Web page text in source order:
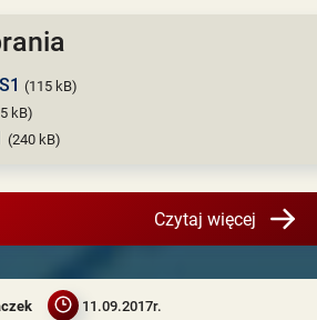
(115 kB)
kB)
(240 kB)
Czytaj więcej
11.09.2017r.